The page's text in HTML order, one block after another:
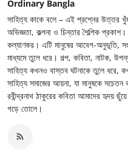
Ordinary Bangla
সাহিত্য কাকে বলে – এই প্রশ্নের উত্তর
অভিজ্ঞতা, কল্পনা ও চিন্তার শৈল্পিক
কল্যাণকর। এটি মানুষের আবেগ-অনুভূতি,
মাধ্যমে তুলে ধরে। গল্প, কবিতা, নাটক,
সাহিত্য কখনও বাস্তব ঘটনাকে তুলে ধরে,
সাহিত্য সমাজের আয়না, যা মানুষকে সচেতন
রবীন্দ্রনাথ ঠাকুরের কবিতা আমাদের হৃদয়
গড়ে তোলে।